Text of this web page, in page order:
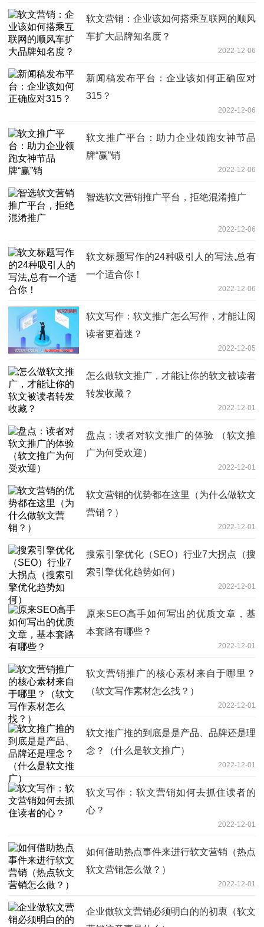
软文营销：企业该如何搭乘互联网的顺风
车扩大品牌知名度？
2022-12-06
新闻稿发布平台：企业该如何正确应对
315？
2022-12-06
软文推广平台：助力企业领跑女神节品
牌“赢”销
2022-12-06
智选软文营销推广平台，拒绝混淆推广
2022-12-06
软文标题写作的24种吸引人的写法,总有
一个适合你！
2022-12-06
软文写作：软文推广怎么写作，才能让阅
读者更着迷？
2022-12-05
怎么做软文推广，才能让你的软文被读者
转发收藏？
2022-12-01
盘点：读者对软文推广的体验 （软文推
广为何受欢迎）
2022-12-01
软文营销的优势都在这里（为什么做软文
营销？）
2022-12-01
搜索引擎优化（SEO）行业7大拐点（搜
索引擎优化趋势如何）
2022-12-01
原来SEO高手如何写出的优质文章，基
本套路有哪些？
2022-12-01
软文营销推广的核心素材来自于哪里？
（软文写作素材怎么找？）
2022-12-01
软文推广推的到底是是产品、品牌还是理
念？（什么是软文推广）
2022-12-01
软文写作：软文营销如何去抓住读者的
心？
2022-12-01
如何借助热点事件来进行软文营销（热点
软文营销怎么做？）
2022-12-01
企业做软文营销必须明白的的初衷（软文